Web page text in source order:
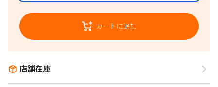
カートに追加
店舗在庫